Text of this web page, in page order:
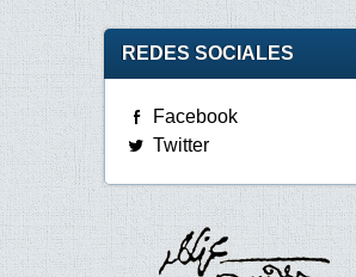
REDES SOCIALES
Facebook
Twitter